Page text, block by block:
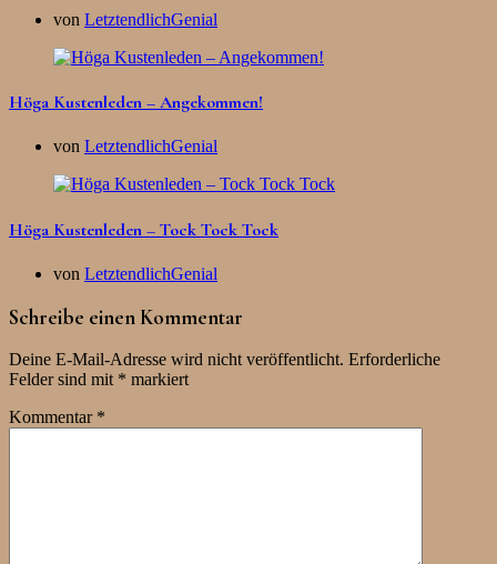
von LetztendlichGenial
Höga Kustenleden – Angekommen!
von LetztendlichGenial
Höga Kustenleden – Tock Tock Tock
von LetztendlichGenial
Schreibe einen Kommentar
Deine E-Mail-Adresse wird nicht veröffentlicht. Erforderliche
Felder sind mit * markiert
Kommentar *